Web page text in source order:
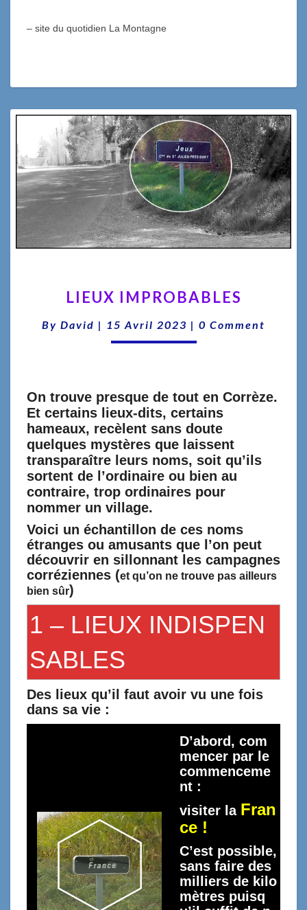
– site du quotidien La Montagne
IMPROBABLES
LIEUX IMPROBABLES
By David | 15 Avril 2023 | Comments
0 Comment
On trouve presque de tout en Corrèze.
Et certains lieux-dits, certains
hameaux, recèlent sans doute
quelques mystères que laissent
transparaître leurs noms, soit qu’ils
sortent de l’ordinaire ou bien au
contraire, trop ordinaires pour
nommer un village.
Voici un échantillon de ces noms
étranges ou amusants que l’on peut
découvrir en sillonnant les campagnes
corréziennes (et qu’on ne trouve pas ailleurs
bien sûr)
1 – LIEUX INDISPEN
SABLES
Des lieux qu’il faut avoir vu une fois
dans sa vie :
D’abord, com
mencer par le
commenceme
nt :
visiter la Fran
ce !
C’est possible,
sans faire des
milliers de kilo
mètres puisq